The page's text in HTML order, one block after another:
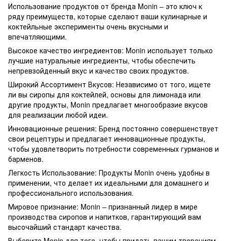
Использование продуктов от бренда Monin – это ключ к
ряду преимуществ, которые сделают ваши кулинарные и
коктейльные эксперименты очень вкусными и
впечатляющими.
Высокое качество ингредиентов: Monin использует только
лучшие натуральные ингредиенты, чтобы обеспечить
непревзойденный вкус и качество своих продуктов.
Широкий Ассортимент Вкусов: Независимо от того, ищете
ли вы сиропы для коктейлей, основы для лимонада или
другие продукты, Monin предлагает многообразие вкусов
для реализации любой идеи.
Инновационные решения: Бренд постоянно совершенствует
свои рецептуры и предлагает инновационные продукты,
чтобы удовлетворить потребности современных гурманов и
барменов.
Легкость Использование: Продукты Monin очень удобны в
применении, что делает их идеальными для домашнего и
профессионального использования.
Мировое признание: Monin – признанный лидер в мире
производства сиропов и напитков, гарантирующий вам
высочайший стандарт качества.